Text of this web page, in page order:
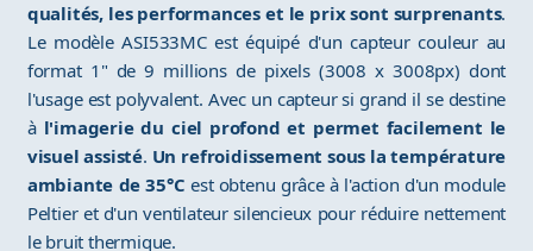
qualités, les performances et le prix sont surprenants.
Le modèle ASI533MC est équipé d'un capteur couleur au
format 1" de 9 millions de pixels (3008 x 3008px) dont
l'usage est polyvalent. Avec un capteur si grand il se destine
à l'imagerie du ciel profond et permet facilement le
visuel assisté. Un refroidissement sous la température
ambiante de 35°C est obtenu grâce à l'action d'un module
Peltier et d'un ventilateur silencieux pour réduire nettement
le bruit thermique.